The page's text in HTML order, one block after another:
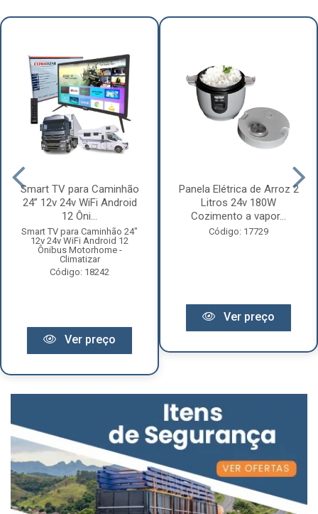
Smart TV para Caminhão
24” 12v 24v WiFi Android
12 Ôni...
Smart TV para Caminhão 24"
12v 24v WiFi Android 12
Ônibus Motorhome -
Climatizar
Código: 18242
Ver preço
Panela Elétrica de Arroz 2
Litros 24v 180W
Cozimento a vapor...
Código: 17729
Ver preço